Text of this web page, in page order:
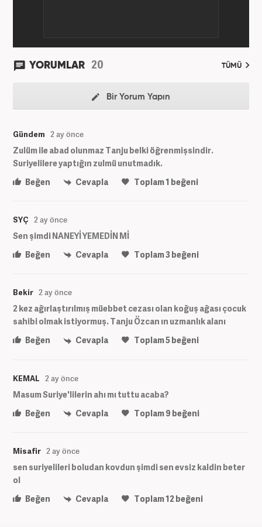
YORUMLAR 20 TÜMÜ
Bir Yorum Yapın
Gündem 2 ay önce
Zulüm ile abad olunmaz Tanju belki öğrenmişsindir.
Suriyelilere yaptığın zulmü unutmadık.
Beğen
Cevapla Toplam1 beğeni
SYÇ 2 ay önce
Sen şimdi NANEYİ YEMEDİN Mİ
Beğen
Cevapla Toplam3beğeni
Bekir 2 ay önce
2 kez ağırlaştırılmış müebbet cezası olan koğuş ağası çocuk
sahibi olmak istiyormuş. Tanju Özcan ın uzmanlık alanı
Beğen
Cevapla Toplam5beğeni
KEMAL 2 ay önce
Masum Suriye'lilerin ahı mı tuttu acaba?
Beğen
Cevapla Toplam9 beğeni
Misafir 2 ay önce
sen suriyelileri boludan kovdun şimdi sen evsiz kaldin beter
ol
Beğen
Cevapla Toplam12beğeni